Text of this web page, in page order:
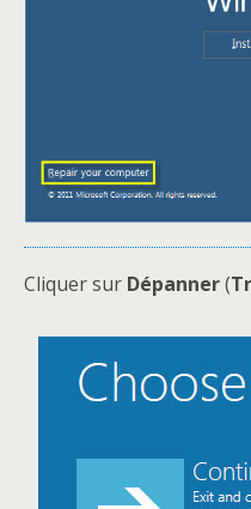
Cliquer sur Dépanner(